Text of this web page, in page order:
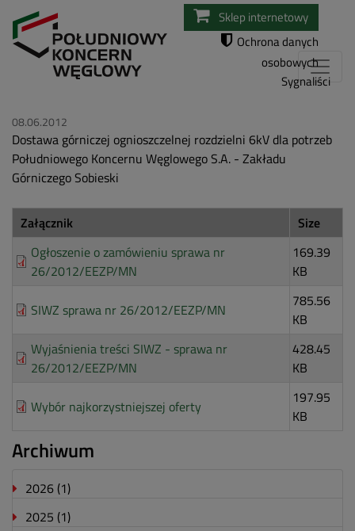
Przejdź
do
Sklep internetowy
Ochrona danych
osobowych
Sygnaliści
08.06.2012
Dostawa górniczej ognioszczelnej rozdzielni 6kV dla potrzeb
Południowego Koncernu Węglowego S.A. - Zakładu
Górniczego Sobieski
Załącznik
Size
Ogłoszenie o zamówieniu sprawa nr
26/2012/EEZP/MN
169.39
KB
SIWZ sprawa nr 26/2012/EEZP/MN
785.56
KB
Wyjaśnienia treści SIWZ - sprawa nr
26/2012/EEZP/MN
428.45
KB
Wybór najkorzystniejszej oferty
197.95
KB
Archiwum
2026 (1)
2025 (1)